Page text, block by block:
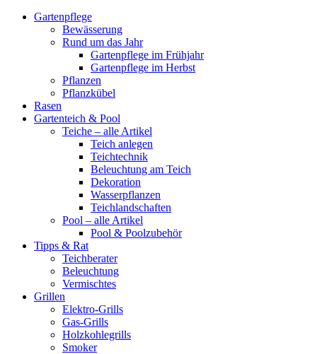
Gartenpflege
Bewässerung
Rund um das Jahr
Gartenpflege im Frühjahr
Gartenpflege im Herbst
Pflanzen
Pflanzkübel
Rasen
Gartenteich & Pool
Teiche – alle Artikel
Teich anlegen
Teichtechnik
Beleuchtung am Teich
Dekoration
Wasserpflanzen
Teichlandschaften
Pool – alle Artikel
Pool & Poolzubehör
Tipps & Rat
Teichberater
Beleuchtung
Vermischtes
Grillen
Elektro-Grills
Gas-Grills
Holzkohlegrills
Smoker